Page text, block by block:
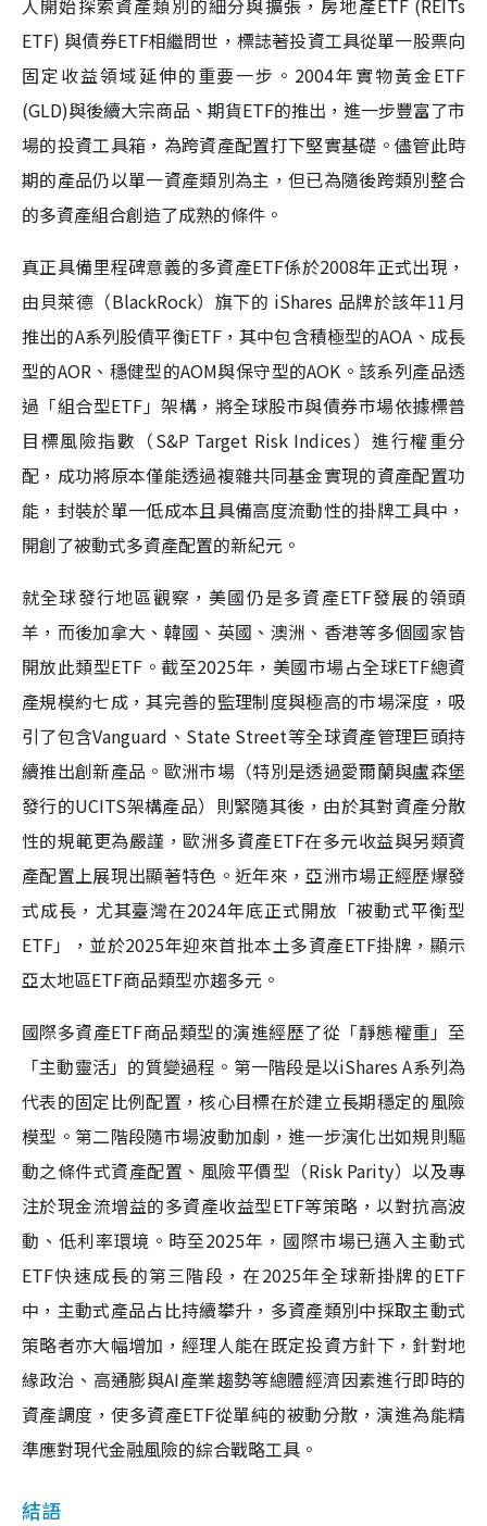
人開始探索資產類別的細分與擴張，房地產ETF (REITs
ETF) 與債券ETF相繼問世，標誌著投資工具從單一股票向
固定收益領域延伸的重要一步。2004年實物黃金ETF
(GLD)與後續大宗商品、期貨ETF的推出，進一步豐富了市
場的投資工具箱，為跨資產配置打下堅實基礎。儘管此時
期的產品仍以單一資產類別為主，但已為隨後跨類別整合
的多資產組合創造了成熟的條件。
真正具備里程碑意義的多資產ETF係於2008年正式出現，
由貝萊德（BlackRock）旗下的 iShares 品牌於該年11月
推出的A系列股債平衡ETF，其中包含積極型的AOA、成長
型的AOR、穩健型的AOM與保守型的AOK。該系列產品透
過「組合型ETF」架構，將全球股市與債券市場依據標普
目標風險指數（S&P Target Risk Indices）進行權重分
配，成功將原本僅能透過複雜共同基金實現的資產配置功
能，封裝於單一低成本且具備高度流動性的掛牌工具中，
開創了被動式多資產配置的新紀元。
就全球發行地區觀察，美國仍是多資產ETF發展的領頭
羊，而後加拿大、韓國、英國、澳洲、香港等多個國家皆
開放此類型ETF。截至2025年，美國市場占全球ETF總資
產規模約七成，其完善的監理制度與極高的市場深度，吸
引了包含Vanguard、State Street等全球資產管理巨頭持
續推出創新產品。歐洲市場（特別是透過愛爾蘭與盧森堡
發行的UCITS架構產品）則緊隨其後，由於其對資產分散
性的規範更為嚴謹，歐洲多資產ETF在多元收益與另類資
產配置上展現出顯著特色。近年來，亞洲市場正經歷爆發
式成長，尤其臺灣在2024年底正式開放「被動式平衡型
ETF」，並於2025年迎來首批本土多資產ETF掛牌，顯示
亞太地區ETF商品類型亦趨多元。
國際多資產ETF商品類型的演進經歷了從「靜態權重」至
「主動靈活」的質變過程。第一階段是以iShares A系列為
代表的固定比例配置，核心目標在於建立長期穩定的風險
模型。第二階段隨市場波動加劇，進一步演化出如規則驅
動之條件式資產配置、風險平價型（Risk Parity）以及專
注於現金流增益的多資產收益型ETF等策略，以對抗高波
動、低利率環境。時至2025年，國際市場已邁入主動式
ETF快速成長的第三階段，在2025年全球新掛牌的ETF
中，主動式產品占比持續攀升，多資產類別中採取主動式
策略者亦大幅增加，經理人能在既定投資方針下，針對地
緣政治、高通膨與AI產業趨勢等總體經濟因素進行即時的
資產調度，使多資產ETF從單純的被動分散，演進為能精
準應對現代金融風險的綜合戰略工具。
結語